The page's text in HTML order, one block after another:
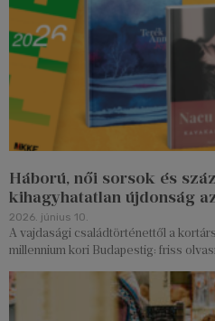
Háború, női sorsok és
kihagyhatatlan újdonság
2026. június 10.
A vajdasági családtörténettől a
millennium kori Budapestig: friss